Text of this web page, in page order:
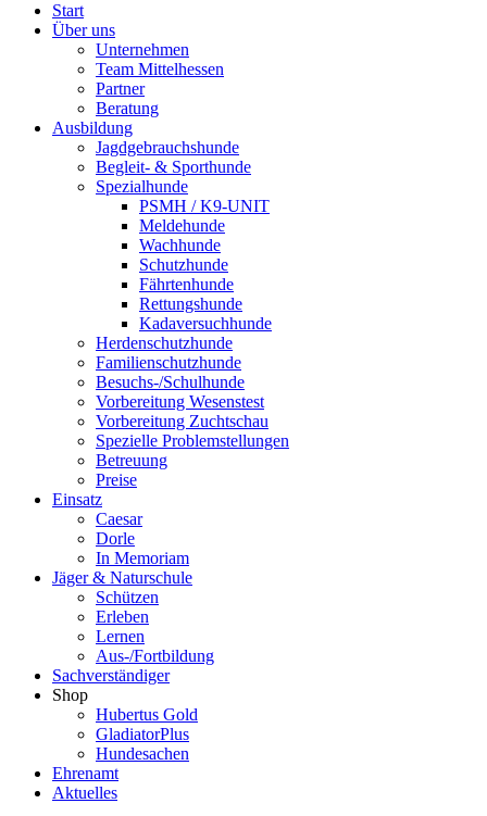
Start
Über uns
Unternehmen
Team Mittelhessen
Partner
Beratung
Ausbildung
Jagdgebrauchshunde
Begleit- & Sporthunde
Spezialhunde
PSMH / K9-UNIT
Meldehunde
Wachhunde
Schutzhunde
Fährtenhunde
Rettungshunde
Kadaversuchhunde
Herdenschutzhunde
Familienschutzhunde
Besuchs-/Schulhunde
Vorbereitung Wesenstest
Vorbereitung Zuchtschau
Spezielle Problemstellungen
Betreuung
Preise
Einsatz
Caesar
Dorle
In Memoriam
Jäger & Naturschule
Schützen
Erleben
Lernen
Aus-/Fortbildung
Sachverständiger
Shop
Hubertus Gold
GladiatorPlus
Hundesachen
Ehrenamt
Aktuelles